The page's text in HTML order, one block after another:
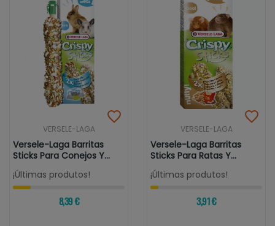
VERSELE-LAGA
Versele-Laga Barritas
Sticks Para Conejos Y
Cobayas...
¡Últimas produtos!
8,39 €
VERSELE-LAGA
Versele-Laga Barritas
Sticks Para Ratas Y
Ratones...
¡Últimas produtos!
3,91 €